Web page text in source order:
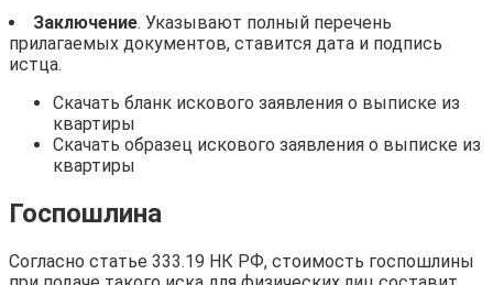
Заключение. Указывают полный перечень
прилагаемых документов, ставится дата и подпись
истца.
Скачать бланк искового заявления о выписке из
квартиры
Скачать образец искового заявления о выписке из
квартиры
Госпошлина
Согласно статье 333.19 НК РФ, стоимость госпошлины